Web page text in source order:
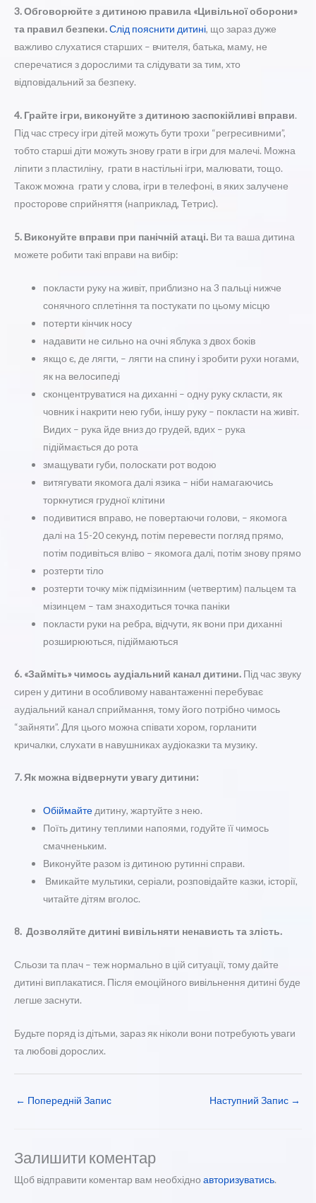
3. Обговорюйте з дитиною правила «Цивільної оборони»
та правил безпеки.Слід пояснити дитині, що зараз дуже
важливо слухатися старших – вчителя, батька, маму, не
сперечатися з дорослими та слідувати за тим, хто
відповідальний за безпеку.
4. Грайте ігри, виконуйте з дитиною заспокійливі вправи.
Під час стресу ігри дітей можуть бути трохи “регресивними”,
тобто старші діти можуть знову грати в ігри для малечі. Можна
ліпити з пластиліну, грати в настільні ігри, малювати, тощо.
Також можна грати у слова, ігри в телефоні, в яких залучене
просторове сприйняття (наприклад, Тетрис).
5. Виконуйте вправи при панічній атаці. Ви та ваша дитина
можете робити такі вправи на вибір:
покласти руку на живіт, приблизно на 3 пальці нижче
сонячного сплетіння та постукати по цьому місцю
потерти кінчик носу
надавити не сильно на очні яблука з двох боків
якщо є, де лягти, – лягти на спину і зробити рухи ногами,
як на велосипеді
сконцентруватися на диханні – одну руку скласти, як
човник і накрити нею губи, іншу руку – покласти на живіт.
Видих – рука йде вниз до грудей, вдих – рука
підіймається до рота
змащувати губи, полоскати рот водою
витягувати якомога далі язика – ніби намагаючись
торкнутися грудної клітини
подивитися вправо, не повертаючи голови, – якомога
далі на 15-20 секунд, потім перевести погляд прямо,
потім подивіться вліво – якомога далі, потім знову прямо
розтерти тіло
розтерти точку між підмізинним (четвертим) пальцем та
мізинцем – там знаходиться точка паніки
покласти руки на ребра, відчути, як вони при диханні
розширюються, підіймаються
6. «Займіть» чимось аудіальний канал дитини. Під час звуку
сирен у дитини в особливому навантаженні перебуває
аудіальний канал сприймання, тому його потрібно чимось
“зайняти”. Для цього можна співати хором, горланити
кричалки, слухати в навушниках аудіоказки та музику.
7. Як можна відвернути увагу дитини:
Обіймайте дитину, жартуйте з нею.
Поїть дитину теплими напоями, годуйте її чимось
смачненьким.
Виконуйте разом із дитиною рутинні справи.
Вмикайте мультики, серіали, розповідайте казки, історії,
читайте дітям вголос.
8. Дозволяйте дитині вивільняти ненависть та злість.
Сльози та плач – теж нормально в цій ситуації, тому дайте
дитині виплакатися. Після емоційного вивільнення дитині буде
легше заснути.
Будьте поряд із дітьми, зараз як ніколи вони потребують уваги
та любові дорослих.
← Попередній Запис Наступний Запис →
Залишити коментар
Щоб відправити коментар вам необхідно авторизуватись.